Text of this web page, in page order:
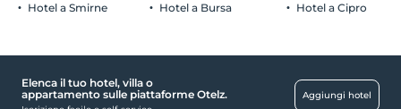
Servizio di pulizia giornaliero
camere
Hotel a Smirne Hotel a Bursa Hotel a Cipro
Elenca il tuo hotel, villa o
appartamento sulle piattaforme Otelz.
Aggiungi hotel